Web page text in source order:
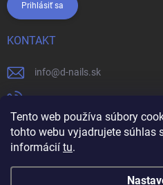
Tento web používa súbory
tohto webu vyjadrujete súhlas
informácií tu.
Prihlásiť sa
KONTAKT
info@d-nails.sk
https://www.facebook.com/
dnails.sk/